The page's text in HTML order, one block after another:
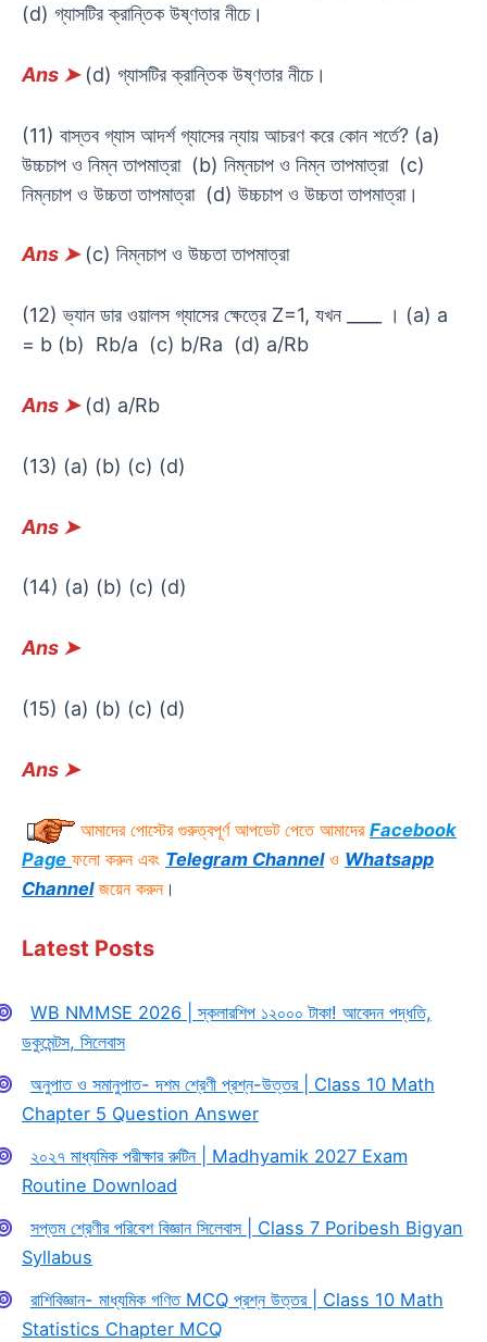
(d) গ্যাসটির ক্রান্তিক উষ্ণতার নীচে।
Ans ➤(d) গ্যাসটির ক্রান্তিক উষ্ণতার নীচে।
(11) বাস্তব গ্যাস আদর্শ গ্যাসের ন্যায় আচরণ করে কোন শর্তে? (a)
উচ্চচাপ ও নিম্ন তাপমাত্রা (b) নিম্নচাপ ও নিম্ন তাপমাত্রা (c)
নিম্নচাপ ও উচ্চতা তাপমাত্রা (d) উচ্চচাপ ও উচ্চতা তাপমাত্রা।
Ans ➤(c) নিম্নচাপ ও উচ্চতা তাপমাত্রা
(12) ভ্যান ডার ওয়ালস গ্যাসের ক্ষেত্রে Z=1, যখন ____ । (a) a
= b (b) Rb/a (c) b/Ra (d) a/Rb
Ans ➤(d) a/Rb
(13) (a) (b) (c) (d)
Ans ➤
(14) (a) (b) (c) (d)
Ans ➤
(15) (a) (b) (c) (d)
Ans ➤
আমাদের পোস্টের গুরুত্বপূর্ণ আপডেট পেতে আমাদের Facebook
Page ফলো করুন এবং Telegram Channelও Whatsapp
Channelজয়েন করুন।
Latest Posts
WB NMMSE 2026 | স্কলারশিপ ১২০০০ টাকা! আবেদন পদ্ধতি,
ডকুমেন্টস, সিলেবাস
অনুপাত ও সমানুপাত- দশম শ্রেণী প্রশ্ন-উত্তর | Class 10 Math
Chapter 5 Question Answer
২০২৭ মাধ্যমিক পরীক্ষার রুটিন | Madhyamik 2027 Exam
Routine Download
সপ্তম শ্রেণীর পরিবেশ বিজ্ঞান সিলেবাস | Class 7 Poribesh Bigyan
Syllabus
রাশিবিজ্ঞান- মাধ্যমিক গণিত MCQ প্রশ্ন উত্তর | Class 10 Math
Statistics Chapter MCQ